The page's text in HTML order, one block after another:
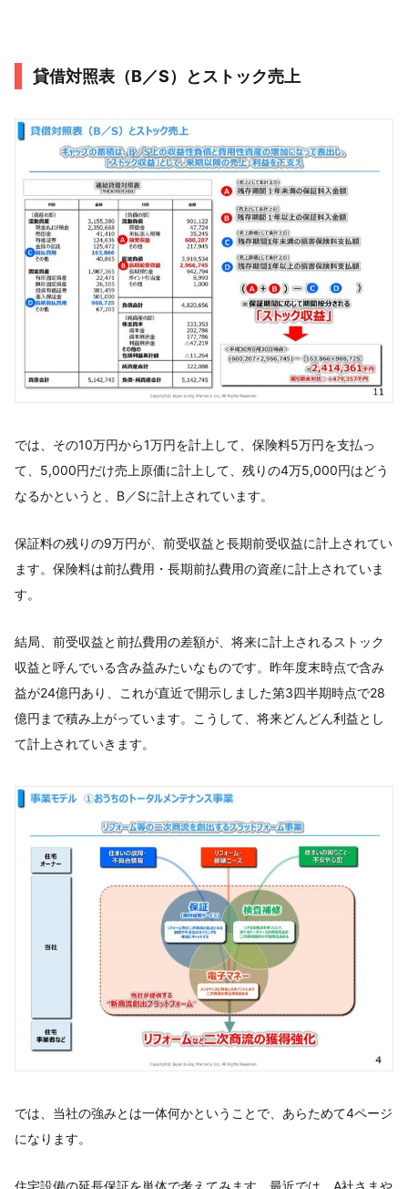
貸借対照表（B／S）とストック売上
では、その10万円から1万円を計上して、保険料5万円を支払っ
て、5,000円だけ売上原価に計上して、残りの4万5,000円はどう
なるかというと、B／Sに計上されています。
保証料の残りの9万円が、前受収益と長期前受収益に計上されてい
ます。保険料は前払費用・長期前払費用の資産に計上されていま
す。
結局、前受収益と前払費用の差額が、将来に計上されるストック
収益と呼んでいる含み益みたいなものです。昨年度末時点で含み
益が24億円あり、これが直近で開示しました第3四半期時点で28
億円まで積み上がっています。こうして、将来どんどん利益とし
て計上されていきます。
では、当社の強みとは一体何かということで、あらためて4ページ
になります。